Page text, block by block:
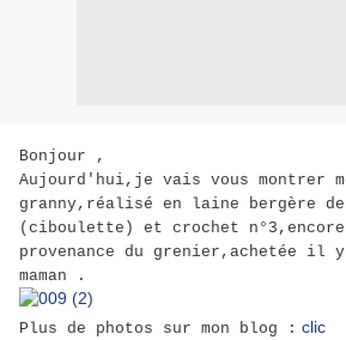
Bonjour ,
Aujourd'hui,je vais vous montrer
granny,réalisé en laine bergère
(ciboulette) et crochet
provenance du grenier,achetée il
maman .
Plus de photos sur mon blog : clic